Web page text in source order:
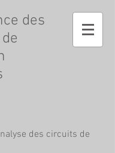
des
des circuits de